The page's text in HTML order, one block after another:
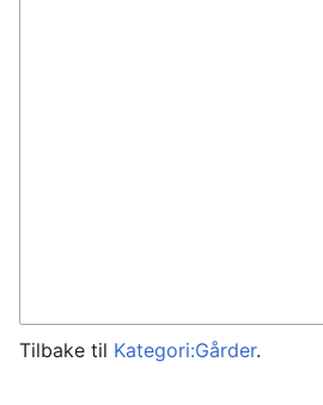
Tilbake til Kategori:Gårder.